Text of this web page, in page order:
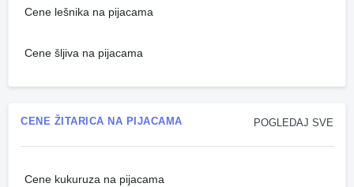
Cene lešnika na pijacama
Cene šljiva na pijacama
POGLEDAJ SVE
CENE ŽITARICA NA PIJACAMA
Cene kukuruza na pijacama